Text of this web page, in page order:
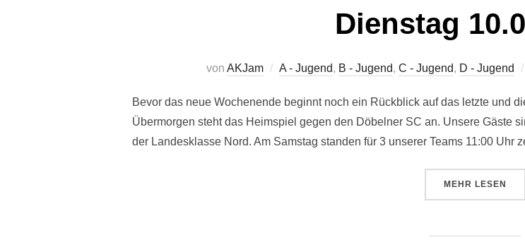
Dienstag
von AKJam A - Jugend, B - Jugend, C - Jugend, D - Jugend
Bevor das neue Wochenende beginnt noch ein Rückblick auf das letzte und
Übermorgen steht das Heimspiel gegen den Döbelner SC an. Unsere Gäste
der Landesklasse Nord. Am Samstag standen für 3 unserer Teams 11:00 Uhr
MEHR ÜBER
LESEN